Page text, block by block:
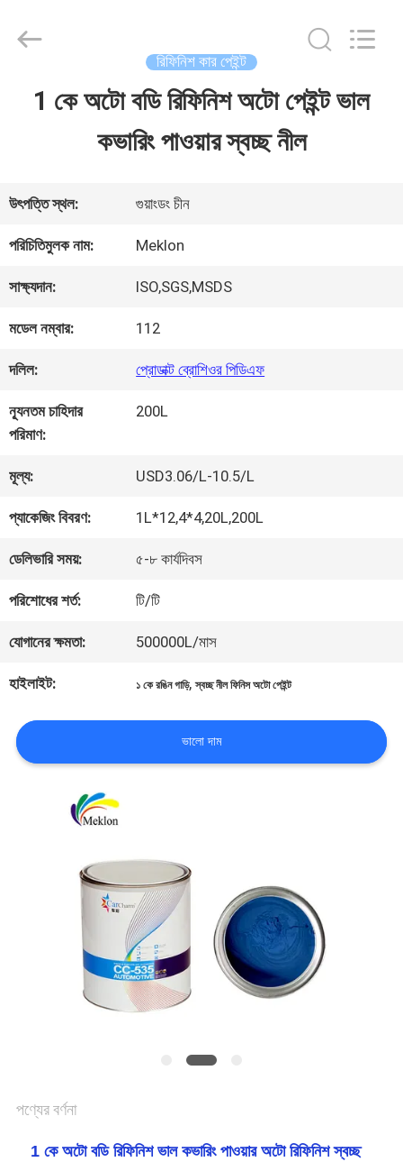
ভিডিও
আমাদের
সম্পর্কে
কারখানা
মান
নিয়ন্ত্রণ
করুন
গোপনীয়তা
নীতি
Chemical
রিফিনিশ কার পেইন্ট
1 কে অটো বডি রিফিনিশ অটো পেইন্ট ভাল
কভারিং পাওয়ার স্বচ্ছ নীল
উৎপত্তি স্থল: গুয়াংডং চীন
পরিচিতিমুলক নাম: Meklon
সাক্ষ্যদান: ISO,SGS,MSDS
মডেল নম্বার: 112
দলিল: প্রোডাক্ট ব্রোশিওর পিডিএফ
ন্যূনতম চাহিদার
পরিমাণ:
200L
মূল্য: USD3.06/L-10.5/L
প্যাকেজিং বিবরণ: 1L*12,4*4,20L,200L
ডেলিভারি সময়: ৫-৮ কার্যদিবস
পরিশোধের শর্ত: টি/টি
যোগানের ক্ষমতা: 500000L/মাস
হাইলাইট: ১ কে রঙিন গাড়ি,স্বচ্ছ নীল ফিনিস অটো পেইন্ট
ভালো দাম
পণ্যের বর্ণনা
1 কে অটো বডি রিফিনিশ ভাল কভারিং পাওয়ার অটো রিফিনিশ স্বচ্ছ